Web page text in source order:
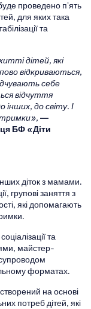
проведено пʼять
для яких така
та
дітей, які
відкриваються,
себе
відчуття
інших, до світу. І
—
БФ «Діти
діток з мамами.
групові заняття з
які допомагають
та
майстер-
форматах.
на основі
потреб дітей, які